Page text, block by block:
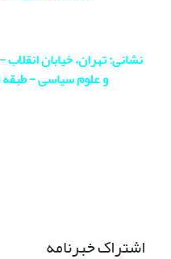
نشانی: تهران، خیابان
و علوم سیاسی - طبقه 4 - دفتر مجله - اتاق 413
اشتراک خبرنامه